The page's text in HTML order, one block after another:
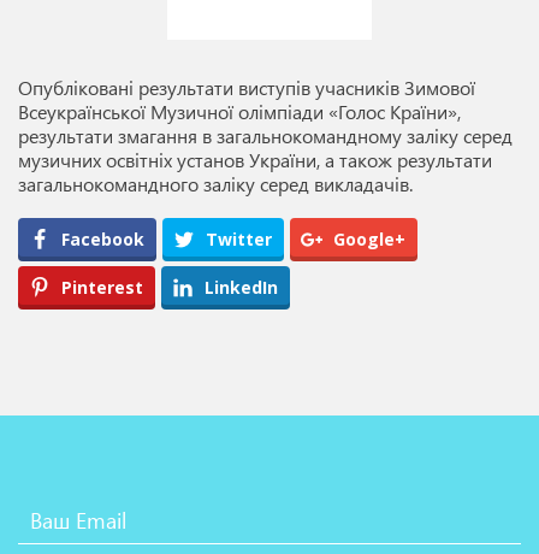
Опубліковані результати виступів учасників Зимової
Всеукраїнської Музичної олімпіади «Голос Країни»,
результати змагання в загальнокомандному заліку серед
музичних освітніх установ України, а також результати
загальнокомандного заліку серед викладачів.
Facebook Twitter Google+
Pinterest LinkedIn